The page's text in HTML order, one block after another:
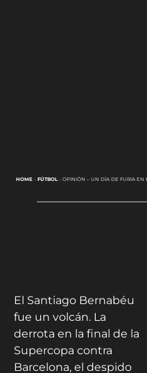
HOME- FÚTBOL- OPINIÓN – UN DÍA DE FURIA EN
El Santiago Bernabéu
fue un volcán. La
derrota en la final de la
Supercopa contra
Barcelona, el despido